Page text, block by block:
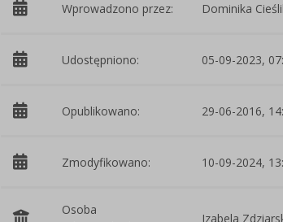
Wprowadzono przez: Dominika
Udostępniono: 05-09-2023,
Opublikowano: 29-06-2016,
Zmodyfikowano: 10-09-2024,
Osoba
Izabela